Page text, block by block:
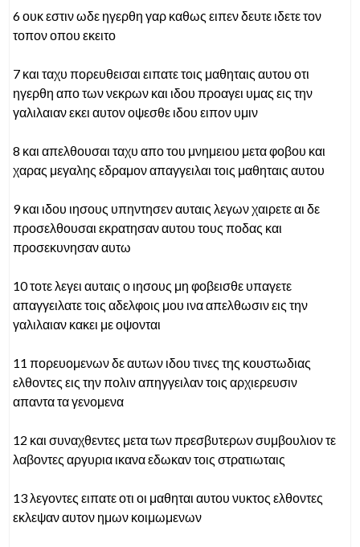
6 ουκ εστιν ωδε ηγερθη γαρ καθως ειπεν δευτε ιδετε τον
τοπον οπου εκειτο
7 και ταχυ πορευθεισαι ειπατε τοις μαθηταις αυτου οτι
ηγερθη απο των νεκρων και ιδου προαγει υμας εις την
γαλιλαιαν εκει αυτον οψεσθε ιδου ειπον υμιν
8 και απελθουσαι ταχυ απο του μνημειου μετα φοβου και
χαρας μεγαλης εδραμον απαγγειλαι τοις μαθηταις αυτου
9 και ιδου ιησους υπηντησεν αυταις λεγων χαιρετε αι δε
προσελθουσαι εκρατησαν αυτου τους ποδας και
προσεκυνησαν αυτω
10 τοτε λεγει αυταις ο ιησους μη φοβεισθε υπαγετε
απαγγειλατε τοις αδελφοις μου ινα απελθωσιν εις την
γαλιλαιαν κακει με οψονται
11 πορευομενων δε αυτων ιδου τινες της κουστωδιας
ελθοντες εις την πολιν απηγγειλαν τοις αρχιερευσιν
απαντα τα γενομενα
12 και συναχθεντες μετα των πρεσβυτερων συμβουλιον τε
λαβοντες αργυρια ικανα εδωκαν τοις στρατιωταις
13 λεγοντες ειπατε οτι οι μαθηται αυτου νυκτος ελθοντες
εκλεψαν αυτον ημων κοιμωμενων